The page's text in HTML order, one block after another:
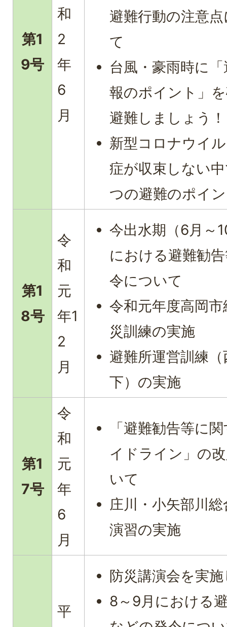
第1
9号
和
2
年
6
月
避難行動の注意
て
台風・豪雨時に
報のポイント」
避難しましょう！
新型コロナウイ
症が収束しない
つの避難のポイ
第1
8号
令
和
元
年1
2
月
今出水期（6月～
における避難勧
令について
令和元年度高岡
災訓練の実施
避難所運営訓練
下）の実施
第1
7号
令
和
元
年
6
月
「避難勧告等に
イドライン」の
いて
庄川・小矢部川
演習の実施
平
防災講演会を実
8～9月における